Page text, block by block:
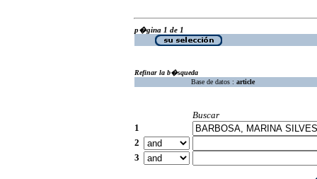
p�gina 1 de 1
Refinar la b�squeda
Base de datos : article
Buscar
1
2
3